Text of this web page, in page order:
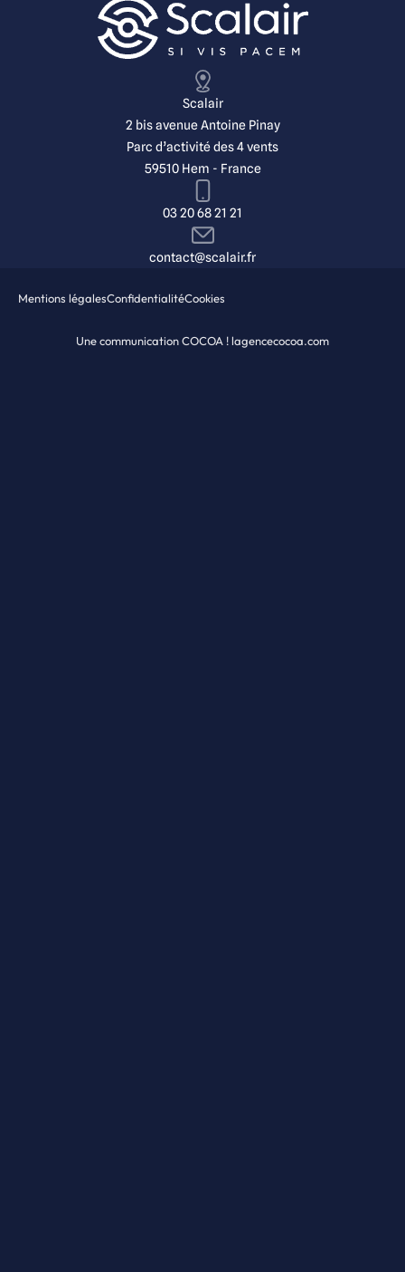
Scalair
2 bis avenue Antoine Pinay
Parc d’activité des 4 vents
59510 Hem - France
03 20 68 21 21
contact@scalair.fr
Une communication COCOA ! lagencecocoa.com
Mentions légalesConfidentialitéCookies